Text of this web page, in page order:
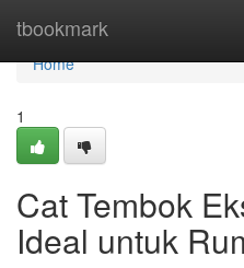
tbookmark
Home
Home
1
Cat Tembok
Ideal untuk